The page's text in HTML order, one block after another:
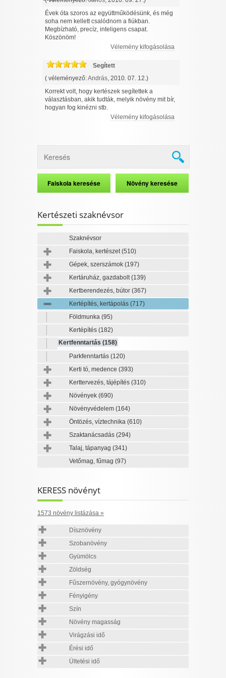
Évek óta szoros az együttműködésünk, és még
soha nem kellett csalódnom a fiúkban.
Megbízható, precíz, inteligens csapat.
Köszönöm!
Vélemény kifogásolása
Segített
( véleményező:András, 2010. 07. 12.)
Korrekt volt, hogy kertészek segítettek a
választásban, akik tudták, melyik növény mit bír,
hogyan fog kinézni stb.
Vélemény kifogásolása
Kertészeti szaknévsor
Szaknévsor
Faiskola, kertészet(510)
Gépek, szerszámok (197)
Kertáruház, gazdabolt(139)
Kertberendezés, bútor (367)
Kertépítés, kertápolás (717)
Földmunka (95)
Kertépítés (182)
Kertfenntartás (158)
Parkfenntartás (120)
Kerti tó, medence (393)
Kerttervezés, tájépítés (310)
Növények (690)
Növényvédelem (164)
Öntözés, víztechnika (610)
Szaktanácsadás (294)
Talaj, tápanyag (341)
Vetőmag, fűmag (97)
KERESS növényt
1573 növény listázása »
Dísznövény
Szobanövény
Gyümölcs
Zöldség
Fűszernövény, gyógynövény
Fényigény
Szín
Növény magasság
Virágzási idő
Érési idő
Ültetési idő